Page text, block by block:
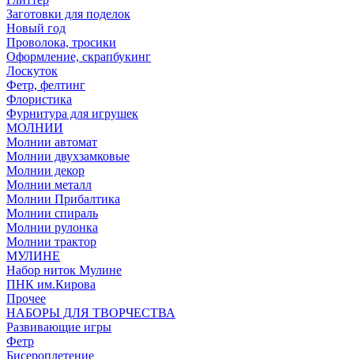
Заготовки для поделок
Новый год
Проволока, тросики
Оформление, скрапбукинг
Лоскуток
Фетр, фелтинг
Флористика
Фурнитура для игрушек
МОЛНИИ
Молнии автомат
Молнии двухзамковые
Молнии декор
Молнии металл
Молнии Прибалтика
Молнии спираль
Молнии рулонка
Молнии трактор
МУЛИНЕ
Набор ниток Мулине
ПНК им.Кирова
Прочее
НАБОРЫ ДЛЯ ТВОРЧЕСТВА
Развивающие игры
Фетр
Бисероплетение